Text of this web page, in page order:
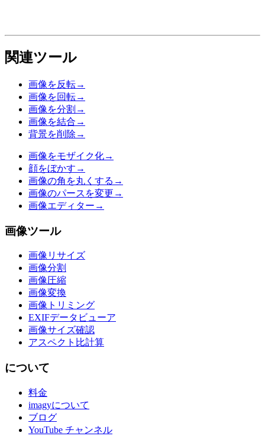
関連ツール
画像を反転→
画像を回転→
画像を分割 →
画像を結合 →
背景を削除 →
画像をモザイク化→
顔をぼかす →
画像の角を丸くする →
画像のパースを変更 →
画像エディター →
画像ツール
画像リサイズ
画像分割
画像圧縮
画像変換
画像トリミング
EXIFデータビューア
画像サイズ確認
アスペクト比計算
について
料金
imagyについて
ブログ
YouTube チャンネル